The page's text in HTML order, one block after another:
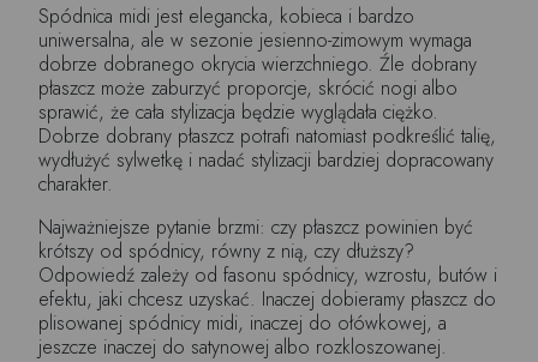
Spódnica midi jest elegancka, kobieca i bardzo
uniwersalna, ale w sezonie jesienno-zimowym wymaga
dobrze dobranego okrycia wierzchniego. Źle dobrany
płaszcz może zaburzyć proporcje, skrócić nogi albo
sprawić, że cała stylizacja będzie wyglądała ciężko.
Dobrze dobrany płaszcz potrafi natomiast podkreślić talię,
wydłużyć sylwetkę i nadać stylizacji bardziej dopracowany
charakter.
Najważniejsze pytanie brzmi: czy płaszcz powinien być
krótszy od spódnicy, równy z nią, czy dłuższy?
Odpowiedź zależy od fasonu spódnicy, wzrostu, butów i
efektu, jaki chcesz uzyskać. Inaczej dobieramy płaszcz do
plisowanej spódnicy midi, inaczej do ołówkowej, a
jeszcze inaczej do satynowej albo rozkloszowanej.